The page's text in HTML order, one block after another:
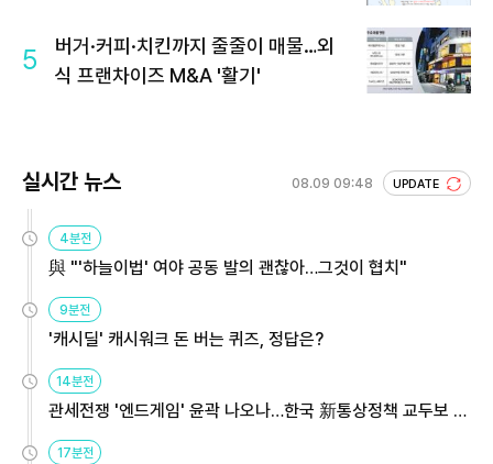
5
버거·커피·치킨까지 줄줄이 매물…외
식 프랜차이즈 M&A '활기'
실시간 뉴스 08.09 09:48 UPDATE
4분전
與 "'하늘이법' 여야 공동 발의 괜찮아…그것이 협치"
9분전
'캐시딜' 캐시워크 돈 버는 퀴즈, 정답은?
14분전
관세전쟁 '엔드게임' 윤곽 나오나…한국 新통상정책 교두보 활
17분전